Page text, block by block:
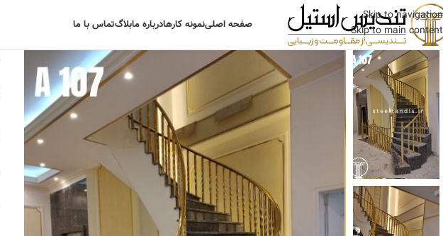
Skip to navigation
Skip to main content
صفحه اصلینمونه کارهادرباره مابلاگتماس با ما